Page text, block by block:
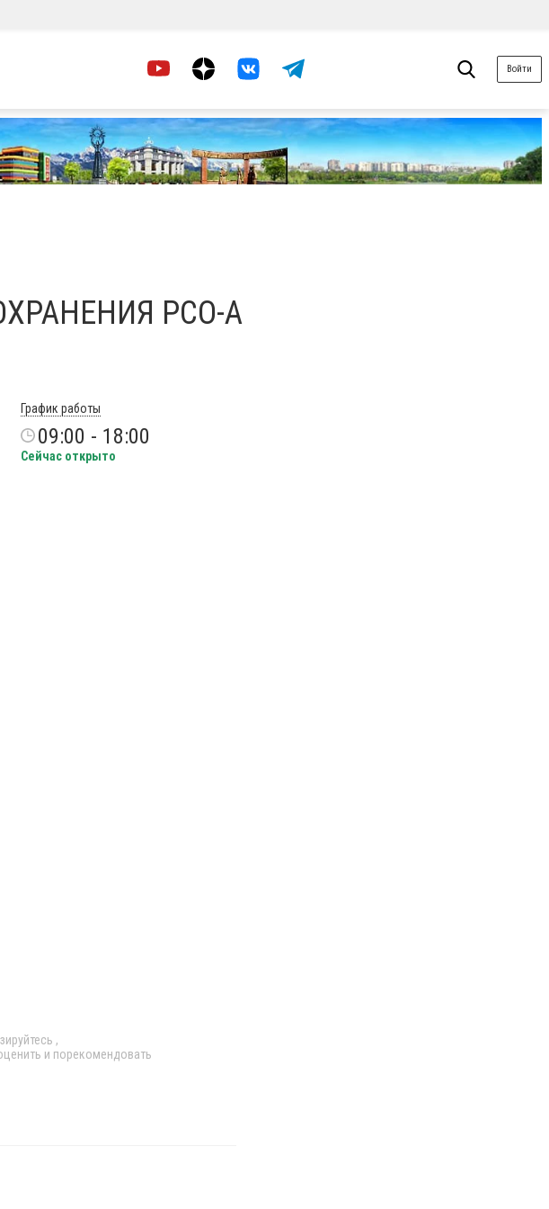
Войти
РСО-А
График работы
09:00 - 18:00
Сейчас открыто
,
и порекомендовать